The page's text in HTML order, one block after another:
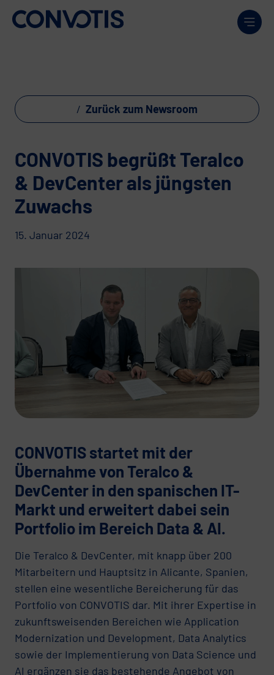
Weiter zum Inhalt
Zurück zum Newsroom
CONVOTIS begrüßt Teralco
& DevCenter als jüngsten
Zuwachs
15. Januar 2024
CONVOTIS startet mit der
Übernahme von Teralco &
DevCenter in den spanischen IT-
Markt und erweitert dabei sein
Portfolio im Bereich Data & AI.
Die Teralco & DevCenter, mit knapp über 200
Mitarbeitern und Hauptsitz in Alicante, Spanien,
stellen eine wesentliche Bereicherung für das
Portfolio von CONVOTIS dar. Mit ihrer Expertise in
zukunftsweisenden Bereichen wie Application
Modernization und Development, Data Analytics
sowie der Implementierung von Data Science und
AI ergänzen sie das bestehende Angebot von